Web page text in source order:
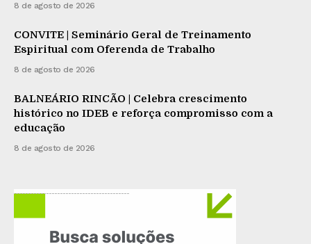
8 de agosto de 2026
CONVITE | Seminário Geral de Treinamento
Espiritual com Oferenda de Trabalho
8 de agosto de 2026
BALNEÁRIO RINCÃO | Celebra crescimento
histórico no IDEB e reforça compromisso com a
educação
8 de agosto de 2026